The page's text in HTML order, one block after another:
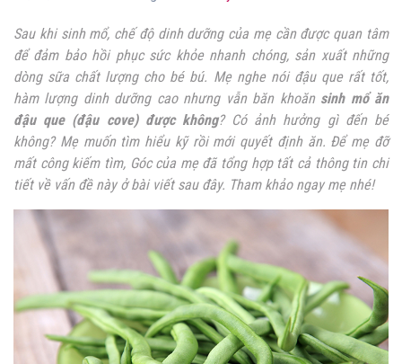
Sau khi sinh mổ, chế độ dinh dưỡng của mẹ cần được quan tâm
để đảm bảo hồi phục sức khỏe nhanh chóng, sản xuất những
dòng sữa chất lượng cho bé bú. Mẹ nghe nói đậu que rất tốt,
hàm lượng dinh dưỡng cao nhưng vẫn băn khoăn sinh mổ ăn
đậu que (đậu cove) được không? Có ảnh hưởng gì đến bé
không? Mẹ muốn tìm hiểu kỹ rồi mới quyết định ăn. Để mẹ đỡ
mất công kiếm tìm, Góc của mẹ đã tổng hợp tất cả thông tin chi
tiết về vấn đề này ở bài viết sau đây. Tham khảo ngay mẹ nhé!